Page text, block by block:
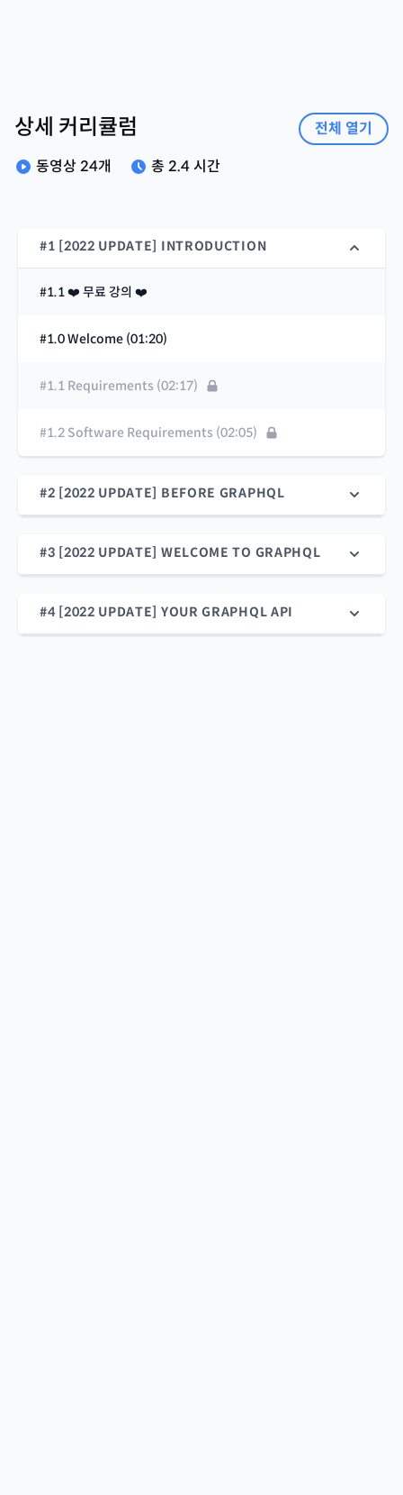
상세 커리큘럼
동영상24개 총 2.4 시간
전체 열기
#1 [2022 UPDATE] INTRODUCTION
#1.1 ❤️ 무료 강의 ❤️
#1.0 Welcome (01:20)
#1.1 Requirements (02:17)
#1.2 Software Requirements (02:05)
#2 [2022 UPDATE] BEFORE GRAPHQL
#3 [2022 UPDATE] WELCOME TO GRAPHQL
#4 [2022 UPDATE] YOUR GRAPHQL API